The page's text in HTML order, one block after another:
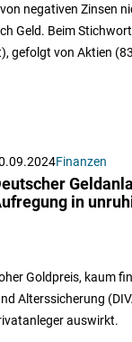
negativen Zinsen
Geld. Beim
gefolgt von Aktien
Finanzen
in
Goldpreis, kaum
Alterssicherung
auswirkt.